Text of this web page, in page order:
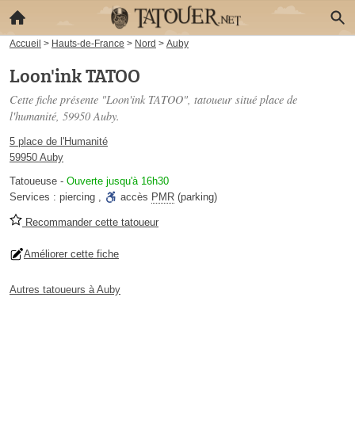
Accueil > Hauts-de-France > Nord > Auby
Loon'ink TATOO
Cette fiche présente "Loon'ink TATOO", tatoueur situé place de
l'humanité, 59950 Auby.
5 place de l'Humanité
59950 Auby
Tatoueuse - Ouverte jusqu'à 16h30
Services : piercing , accès PMR (parking)
Recommander cette tatoueur
Améliorer cette fiche
Autres tatoueurs à Auby